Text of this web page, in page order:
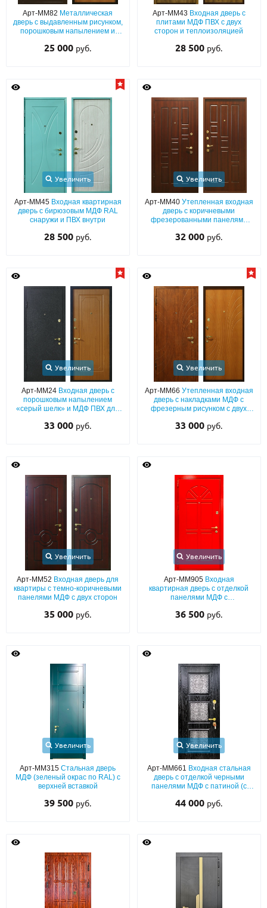
С реечным дизайном(29)
ПО НАЗНАЧЕНИЮ
ПО ОСОБЕННОСТЯМ
Популярные двери
Двери со скидкой
ДВЕРИ С ТЕРМОРАЗРЫВОМ
ГАЛЕРЕЯ
ОПЛАТА
ДОСТАВКА
О НАС
КОНТАКТЫ
Металлические двери от производителя с доставкой и установкой в
Москве и МО
НАЙТИ:
ПН-СБ - с 9:00 до 21:00, ВС - до 19:00
+7 (495) 411-44-41
Как купить
Арт-ММ82 Металлическая
дверь с выдавленным рисунком,
порошковым напылением и
25 000 руб.
Арт-ММ43 Входная дверь с
плитами МДФ ПВХ с двух
сторон и теплоизоляцией
28 500 руб.
Увеличить
Арт-ММ45 Входная квартирная
дверь с бирюзовым МДФ RAL
снаружи и ПВХ внутри
28 500 руб.
Увеличить
Арт-ММ40 Утепленная входная
дверь с коричневыми
фрезерованными панелями
32 000 руб.
Увеличить
Арт-ММ24 Входная дверь с
порошковым напылением
«серый шелк» и МДФ ПВХ для
33 000 руб.
Увеличить
Арт-ММ66 Утепленная входная
дверь с накладками МДФ с
фрезерным рисунком с двух
33 000 руб.
Увеличить
Арт-ММ52 Входная дверь для
квартиры с темно-коричневыми
панелями МДФ с двух сторон
35 000 руб.
Увеличить
Арт-ММ905 Входная
квартирная дверь с отделкой
панелями МДФ с
по RAL) с обеих сторон
36 500 руб.
Увеличить
Арт-ММ315Стальная дверь
МДФ (зеленый окрас по RAL) с
верхней вставкой
39 500 руб.
Увеличить
Арт-ММ661 Входная стальная
дверь с отделкой черными
панелями МДФ с патиной (с
44 000 руб.